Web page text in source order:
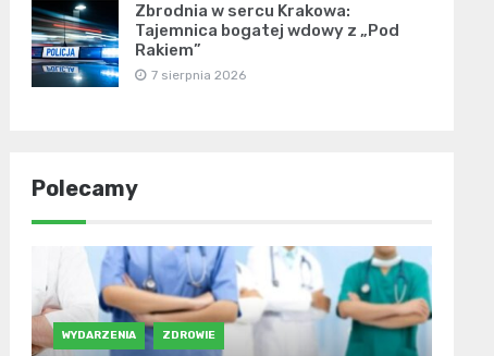
Zbrodnia w sercu Krakowa:
Tajemnica bogatej wdowy z „Pod
Rakiem”
7 sierpnia 2026
Polecamy
WYDARZENIA ZDROWIE